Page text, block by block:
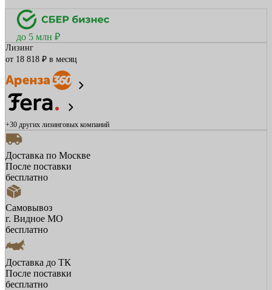
до 5 млн ₽
Лизинг
от 18 818 ₽ в месяц
+30 других лизинговых компаний
Доставка по Москве
После поставки
бесплатно
Самовывоз
г. Видное МО
бесплатно
Доставка до ТК
После поставки
бесплатно